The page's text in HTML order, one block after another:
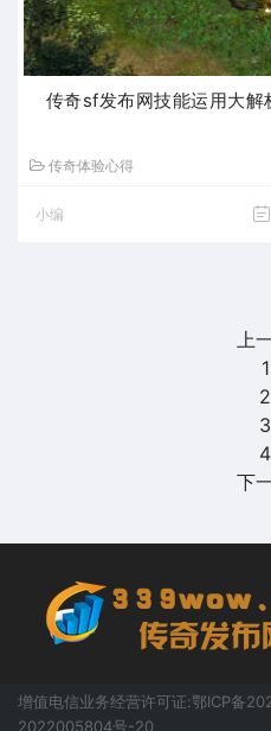
传奇sf发布网技能运用大
传奇体验心得
小编
上
1
2
3
4
下
增值电信业务经营许可证:鄂ICP备
2022005804号-20